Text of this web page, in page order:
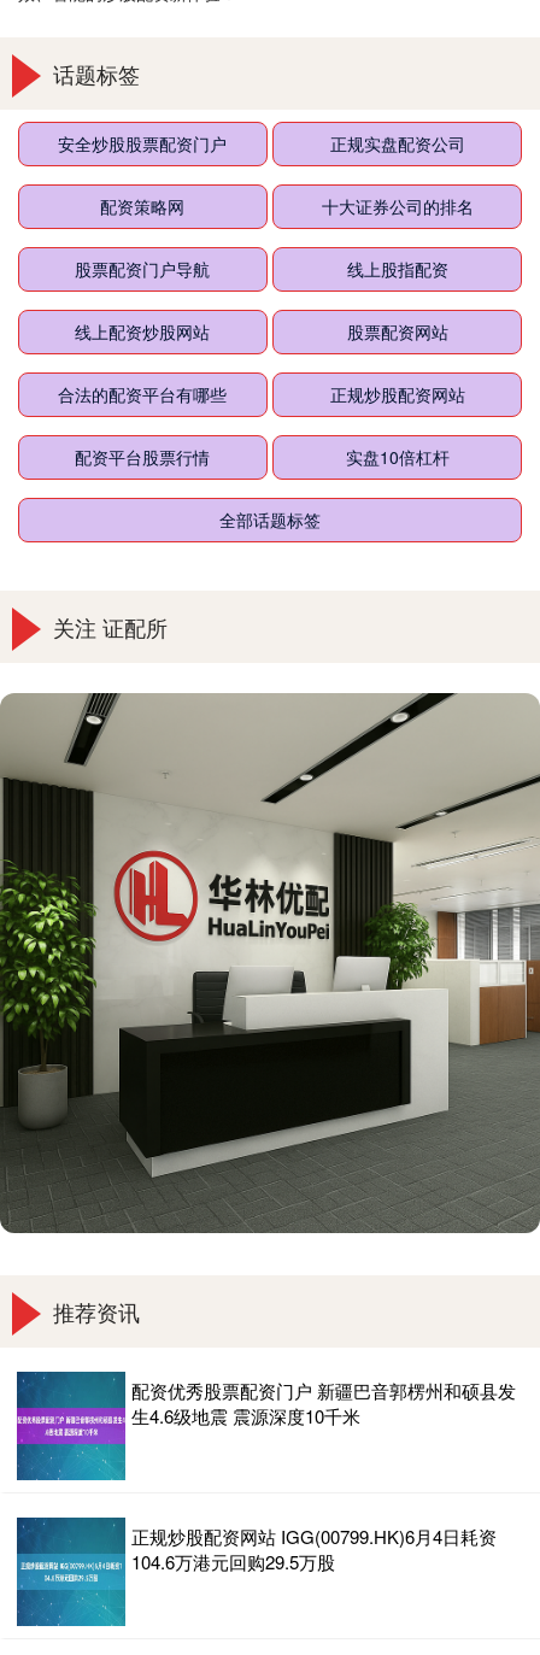
话题标签
安全炒股股票配资门户 正规实盘配资公司
配资策略网 十大证券公司的排名
股票配资门户导航 线上股指配资
线上配资炒股网站 股票配资网站
合法的配资平台有哪些 正规炒股配资网站
配资平台股票行情 实盘10倍杠杆
全部话题标签
关注 证配所
推荐资讯
配资优秀股票配资门户 新疆巴音郭楞州和硕县发
生4.6级地震 震源深度10千米
正规炒股配资网站 IGG(00799.HK)6月4日耗资
104.6万港元回购29.5万股